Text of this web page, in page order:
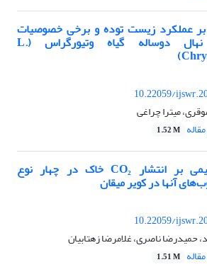
بر عملکرد زیست توده و برخی خصوصیات
مورفو-فیزیولوژیکی نهال دوساله گیاه وتیورگراس (L.
10.22059/
میترا چراغی
1.52 M
تأثیر سناریوهای اقلیمی بر انتشار CO₂ خاک در چهار نوع
آنها در کویر میقان
10.22059/
حمیدرضا ناصری، غلامرضا زهتابیان
1.51 M